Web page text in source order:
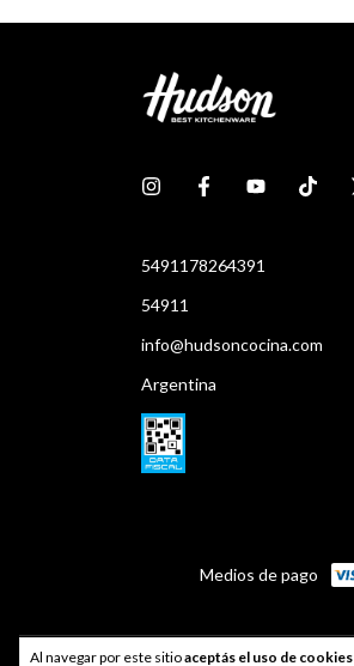
Al navegar por este sitioaceptás el uso de cookies
5491178264391
54911
info@hudsoncocina.com
Argentina
Medios de pago
Developed byIndex®